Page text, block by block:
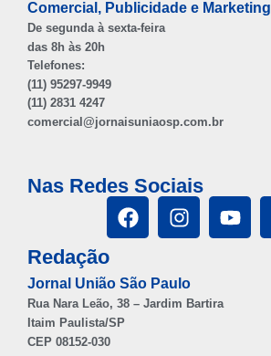
Comercial, Publicidade e Marketing
De segunda à sexta-feira
das 8h às 20h
Telefones:
(11) 95297-9949
(11) 2831 4247
comercial@jornaisuniaosp.com.br
Nas Redes Sociais
Redação
Jornal União São Paulo
Rua Nara Leão, 38 – Jardim Bartira
Itaim Paulista/SP
CEP 08152-030